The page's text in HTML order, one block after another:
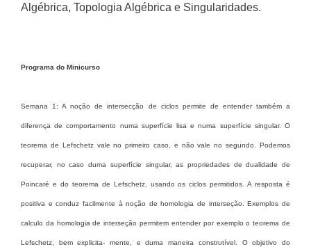
Algébrica, Topologia Algébrica e Singularidades.
Programa do Minicurso
Semana 1: A noção de intersecção de ciclos permite de entender também a
diferença de comportamento numa superfície lisa e numa superfície singular. O
teorema de Lefschetz vale no primeiro caso, e não vale no segundo. Podemos
recuperar, no caso duma superfície singular, as propriedades de dualidade de
Poincaré e do teorema de Lefschetz, usando os ciclos permitidos. A resposta é
positiva e conduz facilmente à noção de homologia de interseção. Exemplos de
calculo da homologia de interseção permitem entender por exemplo o teorema de
Lefschetz, bem explicita- mente, e duma maneira construtível. O objetivo do